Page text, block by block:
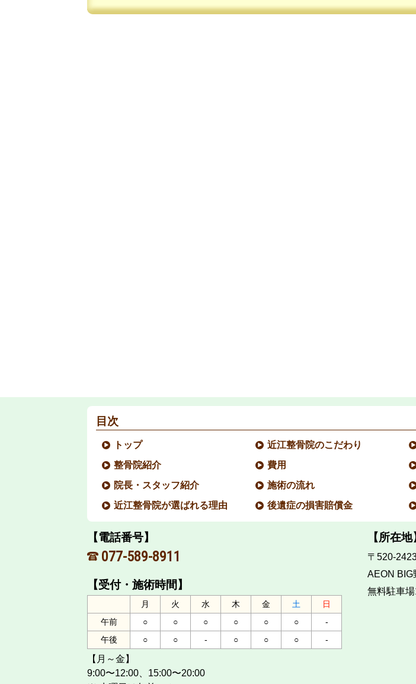
目次
トップ
整骨院紹介
院長・スタッフ紹介
近江整骨院が選ばれる理由
近江整骨院のこだわり
費用
施術の流れ
後遺症の損害賠償金
【電話番号】
077-589-8911
【受付・施術時間】
月 火 水 木 金 土
日
午前
○ ○ ○ ○ ○ ○
-
午後
○ ○ - ○ ○ ○ -
【月～金】
9:00〜12:00、15:00〜20:00
【所在地
〒520-
AEON BIG
無料駐車場